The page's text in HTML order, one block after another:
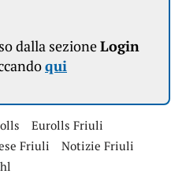
dalla sezioneLogin
qui
Eurolls Friuli
Friuli
Notizie Friuli